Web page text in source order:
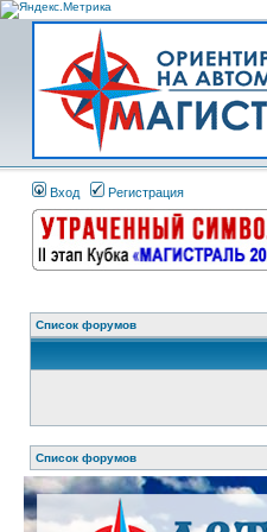
Вход Регистрация
Список форумов
Список форумов